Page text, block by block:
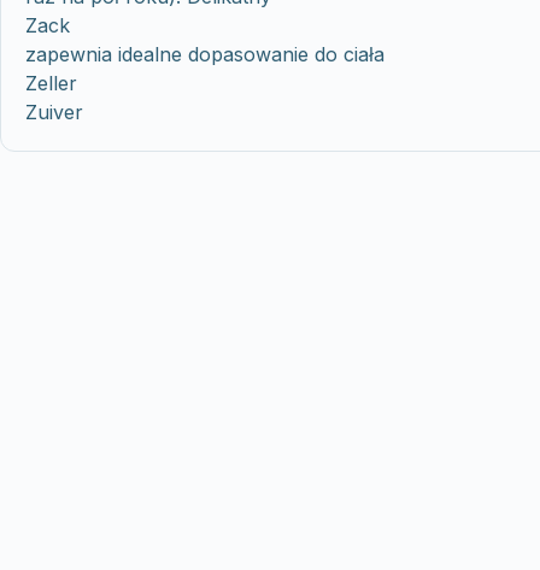
Zack
zapewnia idealne dopasowanie do ciała
Zeller
Zuiver